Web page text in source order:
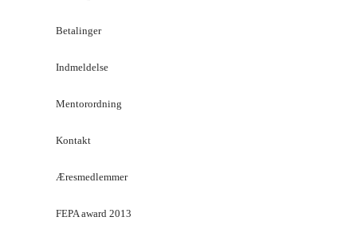
Betalinger
Indmeldelse
Mentorordning
Kontakt
Æresmedlemmer
FEPA award 2013